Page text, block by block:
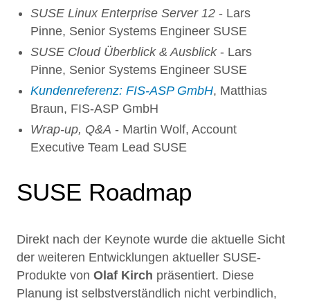
SUSE Linux Enterprise Server 12 - Lars
Pinne, Senior Systems Engineer SUSE
SUSE Cloud Überblick & Ausblick- Lars
Pinne, Senior Systems Engineer SUSE
Kundenreferenz: FIS-ASP GmbH, Matthias
Braun, FIS-ASP GmbH
Wrap-up, Q&A - Martin Wolf, Account
Executive Team Lead SUSE
SUSE Roadmap
Direkt nach der Keynote wurde die aktuelle Sicht
der weiteren Entwicklungen aktueller SUSE-
Produkte von Olaf Kirch präsentiert. Diese
Planung ist selbstverständlich nicht verbindlich,